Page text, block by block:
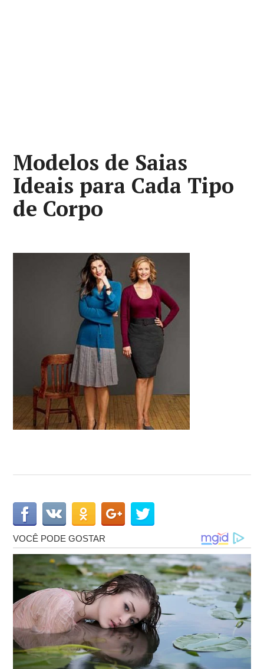
Modelos de Saias
Ideais para Cada Tipo
de Corpo